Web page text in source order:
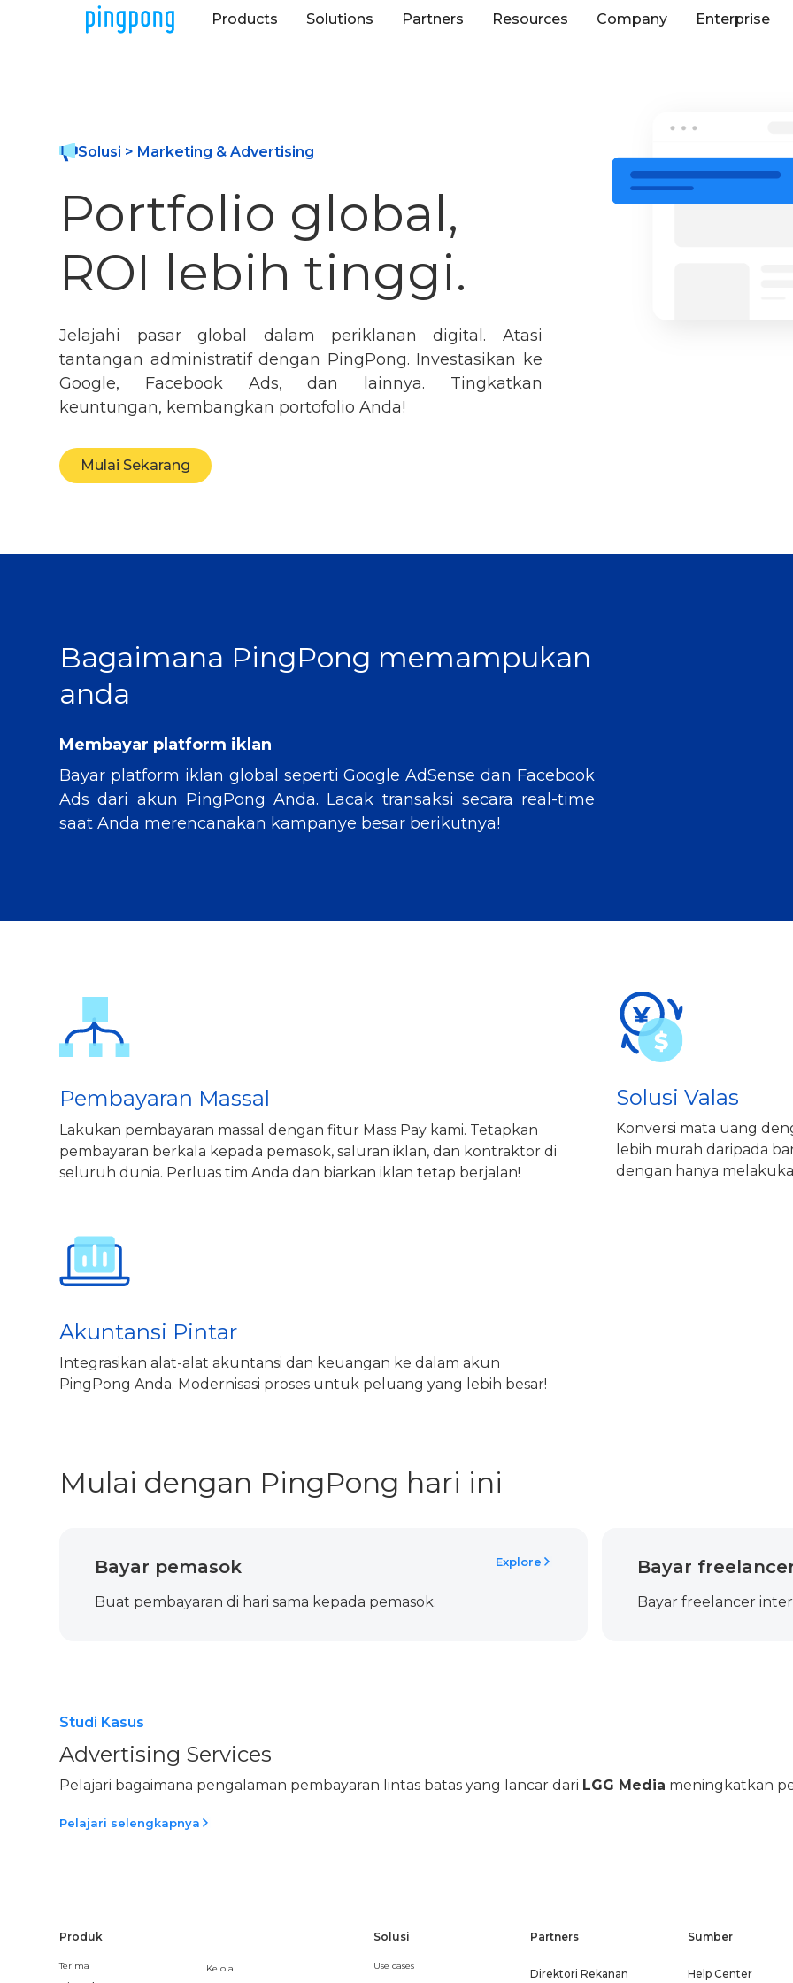
Products Solutions Partners Resources Company Enterprise
Solusi > Marketing & Advertising
Portfolio global,
ROI lebih tinggi.
Jelajahi pasar global dalam periklanan digital. Atasi
tantangan administratif dengan PingPong. Investasikan ke
Google, Facebook Ads, dan lainnya. Tingkatkan
keuntungan, kembangkan portofolio Anda!
Mulai Sekarang
Bagaimana PingPong memampukan
anda
Membayar platform iklan
Bayar platform iklan global seperti Google AdSense dan Facebook
Ads dari akun PingPong Anda. Lacak transaksi secara real-time
saat Anda merencanakan kampanye besar berikutnya!
Pembayaran Massal
Lakukan pembayaran massal dengan fitur Mass Pay kami. Tetapkan
pembayaran berkala kepada pemasok, saluran iklan, dan kontraktor di
seluruh dunia. Perluas tim Anda dan biarkan iklan tetap berjalan!
Solusi Valas
Konversi mata uang
lebih murah daripada
dengan hanya
Akuntansi Pintar
Integrasikan alat-alat akuntansi dan keuangan ke dalam akun
PingPong Anda. Modernisasi proses untuk peluang yang lebih besar!
Mulai dengan PingPong hari ini
Bayar pemasok Explore
Buat pembayaran di hari sama kepada pemasok.
Bayar
Bayar freelancer
Studi Kasus
Advertising Services
Pelajari bagaimana pengalaman pembayaran lintas batas yang lancar dari LGG Media meningkatkan
Pelajari selengkapnya
Produk
Terima Kelola
Solusi
Use cases
Partners
Direktori Rekanan
Sumber
Help Center